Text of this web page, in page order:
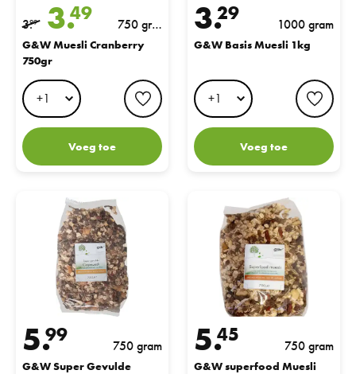
3.
99 3.49
750 gra
m
G&W Muesli Cranberry
750gr
favorite button
Voeg toe
3.29 1000 gram
G&W Basis Muesli 1kg
Voeg toe
G&W Super Gevulde Gojimuesli 750 gram
5.99 750 gram
G&W Super Gevulde
G&W superfood Muesli
5.
45 750 gram
G&W superfood Muesli